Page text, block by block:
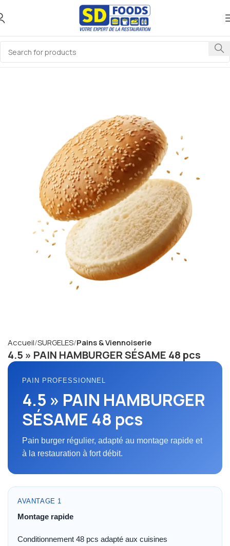
Accueil SURGELES Pains & Viennoiserie
4.5 » PAIN HAMBURGER SÉSAME 48 pcs
PAIN PROFESSIONNEL
4.5 » PAIN HAMBURGER
SÉSAME 48 pcs
Pain burger régulier, adapté au montage rapide et
à la restauration à fort débit.
AVANTAGE 1
Montage rapide
Conditionnement 48 pcs adapté aux cuisines